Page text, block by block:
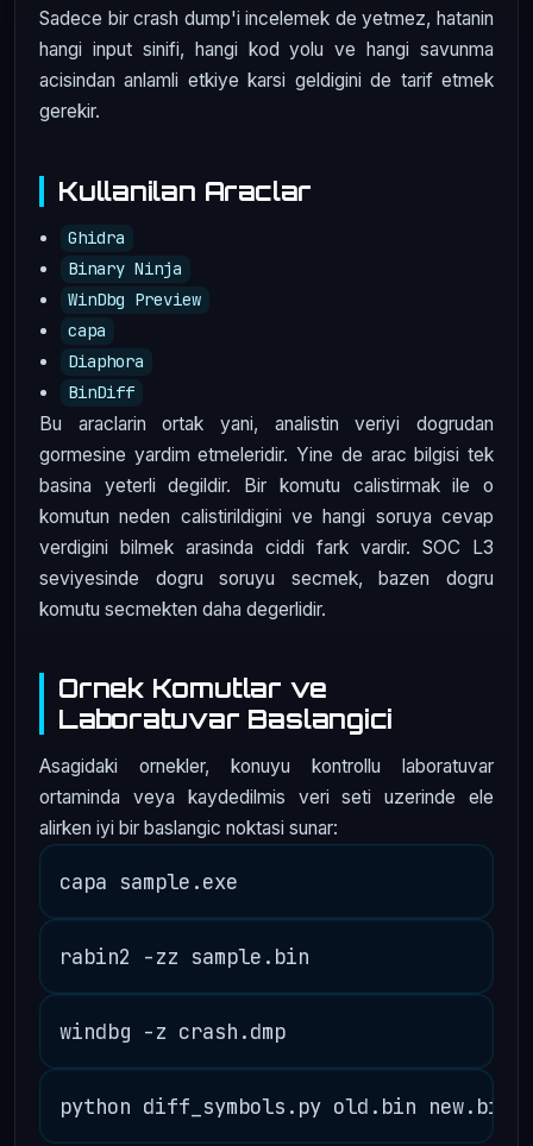
Sadece bir crash dump'i incelemek de yetmez, hatanin
hangi input sinifi, hangi kod yolu ve hangi savunma
acisindan anlamli etkiye karsi geldigini de tarif etmek
gerekir.
Kullanilan Araclar
Ghidra
Binary Ninja
WinDbg Preview
capa
Diaphora
BinDiff
Bu araclarin ortak yani, analistin veriyi dogrudan
gormesine yardim etmeleridir. Yine de arac bilgisi tek
basina yeterli degildir. Bir komutu calistirmak ile o
komutun neden calistirildigini ve hangi soruya cevap
verdigini bilmek arasinda ciddi fark vardir. SOC L3
seviyesinde dogru soruyu secmek, bazen dogru
komutu secmekten daha degerlidir.
Ornek Komutlar ve
Laboratuvar Baslangici
Asagidaki ornekler, konuyu kontrollu laboratuvar
ortaminda veya kaydedilmis veri seti uzerinde ele
alirken iyi bir baslangic noktasi sunar: